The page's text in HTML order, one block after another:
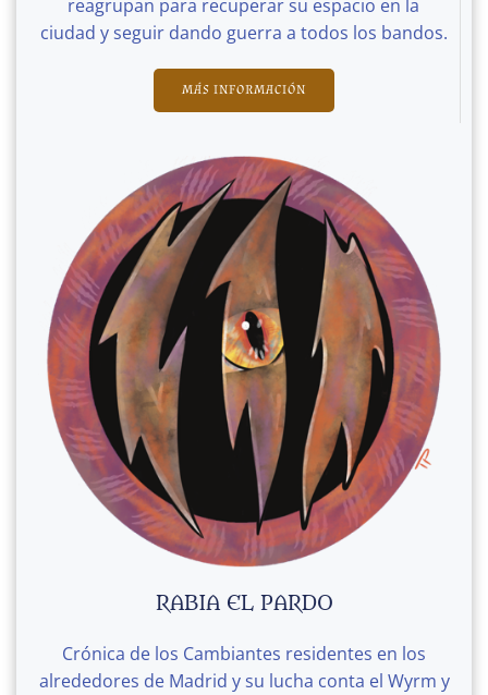
reagrupan para recuperar su espacio en la
ciudad y seguir dando guerra a todos los bandos.
MÁS INFORMACIÓN
RABIA EL PARDO
Crónica de los Cambiantes residentes en los
alrededores de Madrid y su lucha conta el Wyrm y